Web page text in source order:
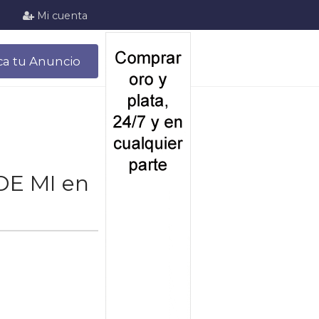
Mi cuenta
tu Anuncio
MI en